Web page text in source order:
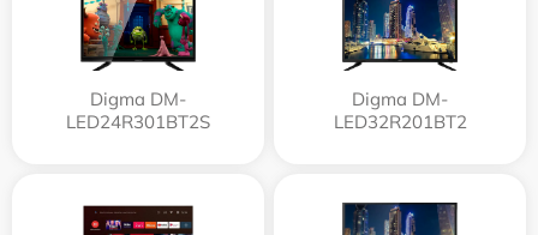
Digma DM-
LED24R301BT2S
Digma DM-
LED32R201BT2